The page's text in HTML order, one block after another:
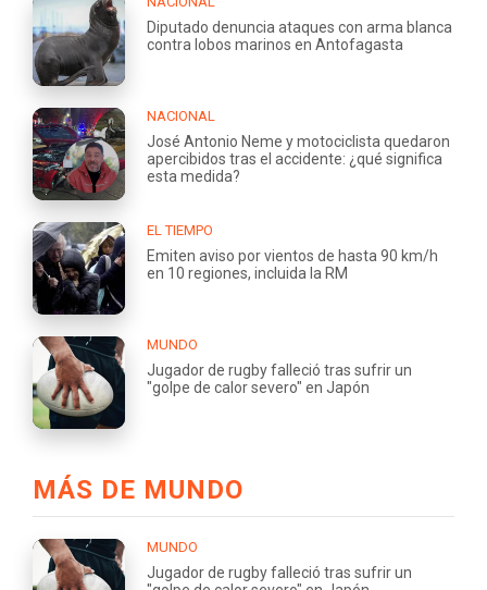
Diputado denuncia ataques con arma blanca
contra lobos marinos en Antofagasta
NACIONAL
José Antonio Neme y motociclista quedaron
apercibidos tras el accidente: ¿qué significa
esta medida?
EL TIEMPO
Emiten aviso por vientos de hasta 90 km/h
en 10 regiones, incluida la RM
MUNDO
Jugador de rugby falleció tras sufrir un
"golpe de calor severo" en Japón
MÁS DE MUNDO
MUNDO
Jugador de rugby falleció tras sufrir un